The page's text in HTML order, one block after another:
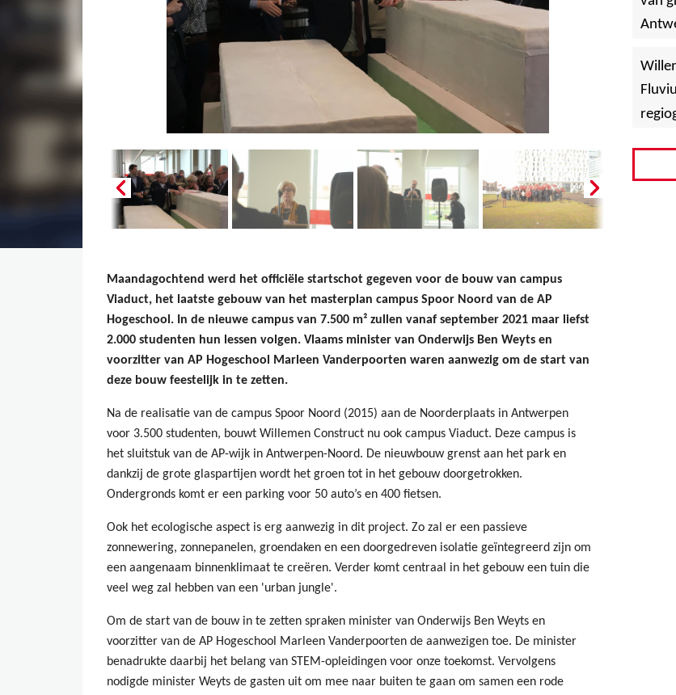
Maandagochtend werd het officiële startschot gegeven voor de bouw van campus
Viaduct, het laatste gebouw van het masterplan campus Spoor Noord van de AP
Hogeschool. In de nieuwe campus van 7.500 m² zullen vanaf september 2021 maar liefst
2.000 studenten hun lessen volgen. Vlaams minister van Onderwijs Ben Weyts en
voorzitter van AP Hogeschool Marleen Vanderpoorten waren aanwezig om de start van
deze bouw feestelijk in te zetten.
Na de realisatie van de campus Spoor Noord (2015) aan de Noorderplaats in Antwerpen
voor 3.500 studenten, bouwt Willemen Construct nu ook campus Viaduct. Deze campus is
het sluitstuk van de AP-wijk in Antwerpen-Noord. De nieuwbouw grenst aan het park en
dankzij de grote glaspartijen wordt het groen tot in het gebouw doorgetrokken.
Ondergronds komt er een parking voor 50 auto’s en 400 fietsen.
Ook het ecologische aspect is erg aanwezig in dit project. Zo zal er een passieve
zonnewering, zonnepanelen, groendaken en een doorgedreven isolatie geïntegreerd zijn om
een aangenaam binnenklimaat te creëren. Verder komt centraal in het gebouw een tuin die
veel weg zal hebben van een 'urban jungle'.
Om de start van de bouw in te zetten spraken minister van Onderwijs Ben Weyts en
voorzitter van de AP Hogeschool Marleen Vanderpoorten de aanwezigen toe. De minister
benadrukte daarbij het belang van STEM-opleidingen voor onze toekomst. Vervolgens
nodigde minister Weyts de gasten uit om mee naar buiten te gaan om samen een rode